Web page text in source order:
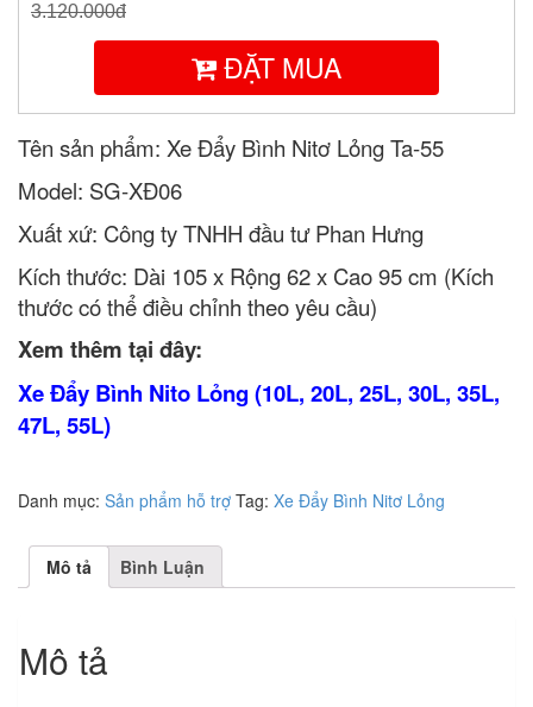
3.120.000đ
ĐẶT MUA
Tên sản phẩm: Xe Đẩy Bình Nitơ Lỏng Ta-55
Model: SG-XĐ06
Xuất xứ: Công ty TNHH đầu tư Phan Hưng
Kích thước: Dài 105 x Rộng 62 x Cao 95 cm (Kích
thước có thể điều chỉnh theo yêu cầu)
Xem thêm tại đây:
Xe Đẩy Bình Nito Lỏng (10L, 20L, 25L, 30L, 35L,
47L, 55L)
Danh mục: Sản phẩm hỗ trợ Tag: Xe Đẩy Bình Nitơ Lỏng
Mô tả Bình Luận
Mô tả